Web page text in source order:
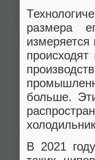
размера
больше.
В 2021